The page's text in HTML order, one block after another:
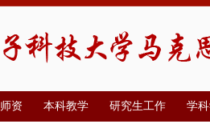
资 本科教学 研究生工作 学